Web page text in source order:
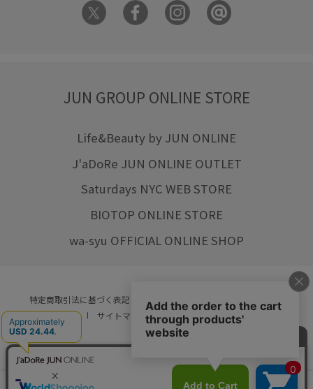
JUN GROUP ONLINE STORE
Life&Beauty by JUN ONLINE
J'aDoRe JUN ONLINE OUTLET
Saturdays NYC WEB STORE
BIOTOP ONLINE STORE
wa-syu OFFICIAL ONLINE SHOP
特定商取引法に基づく表記 プライバシーポリシー
ご利用規約
サイトマップ リクルート ご利用ガイド
© JUN CO.,LTD. ALL RIGHTS RESERVED.